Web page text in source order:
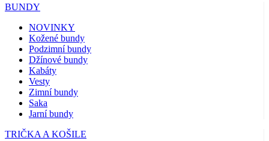
BUNDY
NOVINKY
Kožené bundy
Podzimní bundy
Džínové bundy
Kabáty
Vesty
Zimní bundy
Saka
Jarní bundy
TRIČKA A KOŠILE